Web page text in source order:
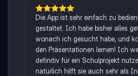
Die App ist sehr einfach zu
gestaltet. Ich habe bisher alles
wonach ich gesucht habe, und
den Präsentationen lernen! Ich
definitiv für ein Schulprojekt
natürlich hilft sie auch sehr als